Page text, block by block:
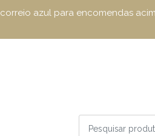
azul para encomendas